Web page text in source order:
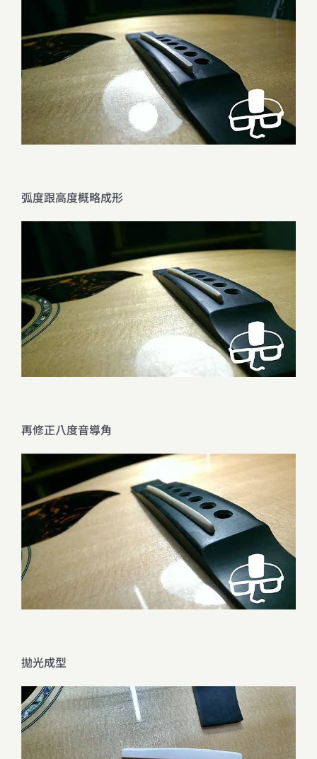
弧度跟高度概略成形
再修正八度音導角
拋光成型